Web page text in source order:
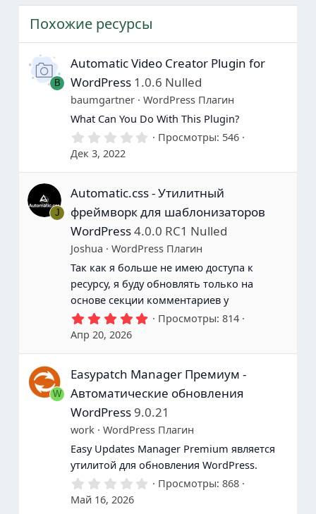
в
е
з
д
Похожие ресурсы
B
Automatic Video Creator Plugin for
WordPress 1.0.6 Nulled
baumgartner
WordPress Плагин
What Can You Do With This Plugin?
0
0
в
з
д
ы
Просмотры 546
Дек 3, 2022
J
Automatic.css - Утилитный
фреймворк для шаблонизаторов
WordPress4.0.0 RC1 Nulled
Joshua
WordPress Плагин
Так как я больше не имею доступа к
ресурсу, я буду обновлять только на
основе секции комментариев у
5
0
в
з
д
ы
Просмотры 814
Апр 20, 2026
W
Easypatch Manager Премиум -
Автоматические обновления
WordPress 9.0.21
work
WordPress Плагин
Easy Updates Manager Premium является
утилитой для обновления WordPress.
0 Просмотры 868
Май 16, 2026